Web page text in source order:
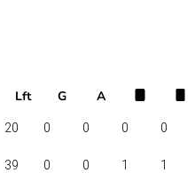
Lft G A
20 0 0 0 0
39 0 0 1 1